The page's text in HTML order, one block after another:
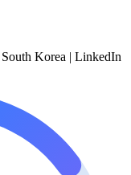
Korea | LinkedIn